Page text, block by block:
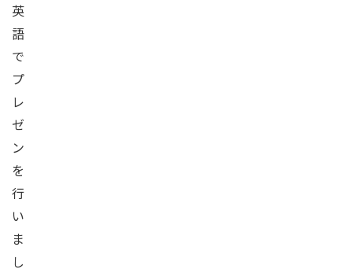
英
語
で
プ
レ
ゼ
ン
を
行
い
ま
し